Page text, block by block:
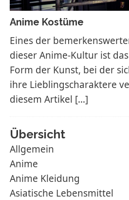
Anime Kostüme
Eines der
dieser Anime-Kultur ist
Form der Kunst, bei der
ihre Lieblingscharaktere
diesem Artikel […]
Übersicht
Allgemein
Anime
Anime Kleidung
Asiatische Lebensmittel